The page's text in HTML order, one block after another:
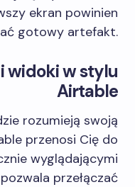
ekran powinien
gotowy artefakt.
widoki w stylu
Airtable
rozumieją swoją
przenosi Cię do
wyglądającymi
przełączać